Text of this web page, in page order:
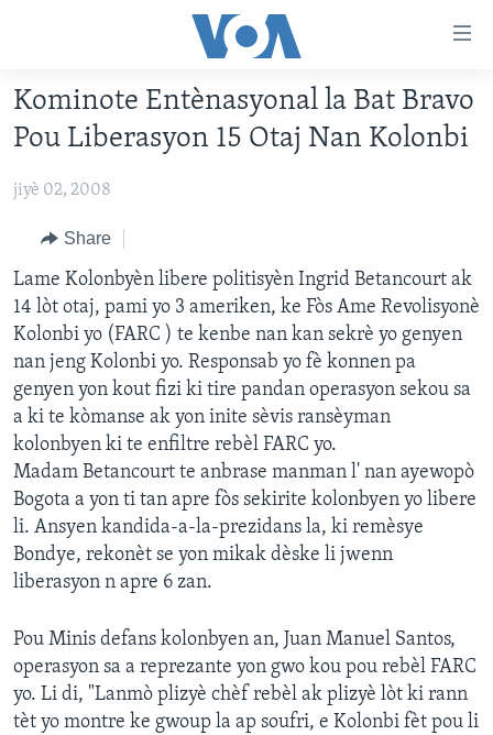
Skip
to
main
Skip
Navigation
Skip
to
Search
AMERIK LATIN
ENTÈNASYONAL
VIDEO
FLASHPOINT IKRÈN
Learning English
SUIV NOU
Languages
Kominote Entènasyonal la Bat Bravo
Pou Liberasyon 15 Otaj Nan Kolonbi
jiyè 02, 2008
Share
Lame Kolonbyèn libere politisyèn Ingrid Betancourt ak
14 lòt otaj, pami yo 3 ameriken, ke Fòs Ame Revolisyonè
Kolonbi yo (FARC ) te kenbe nan kan sekrè yo genyen
nan jeng Kolonbi yo. Responsab yo fè konnen pa
genyen yon kout fizi ki tire pandan operasyon sekou sa
a ki te kòmanse ak yon inite sèvis ransèyman
kolonbyen ki te enfiltre rebèl FARC yo.
Madam Betancourt te anbrase manman l' nan ayewopò
Bogota a yon ti tan apre fòs sekirite kolonbyen yo libere
li. Ansyen kandida-a-la-prezidans la, ki remèsye
Bondye, rekonèt se yon mikak dèske li jwenn
liberasyon n apre 6 zan.
Pou Minis defans kolonbyen an, Juan Manuel Santos,
operasyon sa a reprezante yon gwo kou pou rebèl FARC
yo. Li di, "Lanmò plizyè chèf rebèl ak plizyè lòt ki rann
tèt yo montre ke gwoup la ap soufri, e Kolonbi fèt pou li